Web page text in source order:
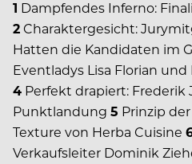
1 Dampfendes Inferno:
2Charaktergesicht:
Hatten die Kandidaten im
Eventladys Lisa Florian
4 Perfekt drapiert: Frederik
Punktlandung 5 Prinzip
Texture von Herba Cuisine
Verkaufsleiter Dominik